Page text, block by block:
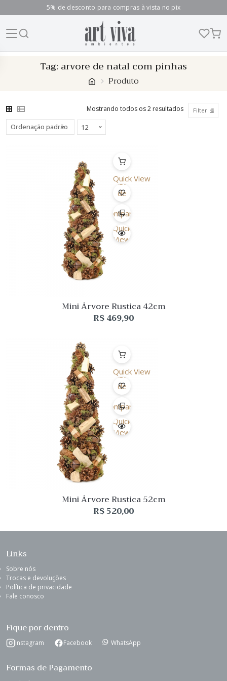
5% de desconto para compras à vista no pix
Tag: arvore de natal com pinhas
Produto
Mostrando todos os 2 resultados Filter
Quick View
Lista
de
Desejo
Comparar
Quick
View
Mini Árvore Rustica 42cm
R$469,90
Quick View
Lista
de
Desejo
Comparar
Quick
View
Mini Árvore Rustica 52cm
R$520,00
Links
Sobre nós
Trocas e devoluções
Política de privacidade
Fale conosco
Fique por dentro
Instagram Facebook WhatsApp
Formas de Pagamento